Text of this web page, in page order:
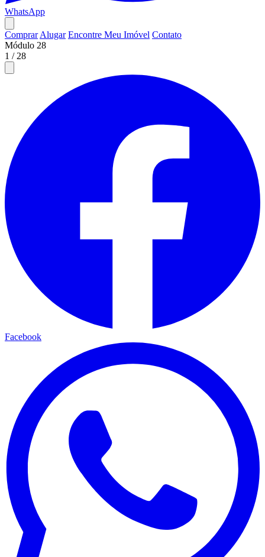
WhatsApp
Comprar Alugar Encontre Meu Imóvel Contato
Módulo 28
1 / 28
Facebook